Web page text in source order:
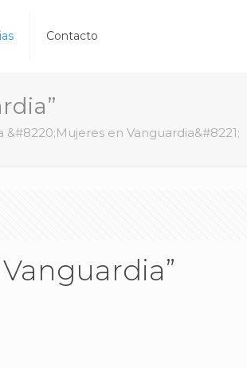
Contacto
&#8220;Mujeres en Vanguardia&#8221;